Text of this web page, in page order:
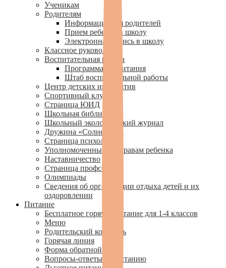
Ученикам
Родителям
Информация для родителей
Прием ребенка в школу
Электронная запись в школу
Классное руководство
Воспитательная работа
Программа воспитания
Штаб воспитательной работы
Центр детских инициатив
Спортивный клуб
Страница ЮИД
Школьная библиотека
Школьный экологический журнал
Дружина «Солнечная»
Страница психолога
Уполномоченный по правам ребенка
Наставничество
Страница профсоюза
Олимпиады
Сведения об организации отдыха детей и их
оздоровлении
Питание
Бесплатное горячее питание для 1-4 классов
Меню
Родительский контроль
Горячая линия
Форма обратной связи
Вопросы-ответы по питанию